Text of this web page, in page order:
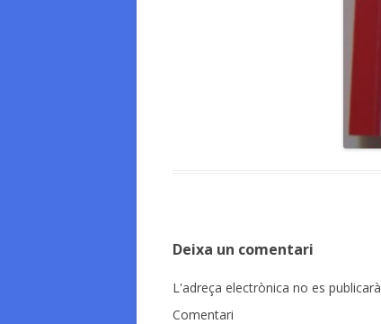
Deixa un comentari
L'adreça electrònica no es publicarà
Comentari